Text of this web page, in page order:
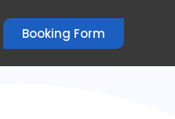
Booking Form